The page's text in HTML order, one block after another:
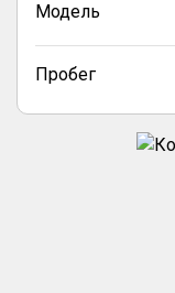
Модель
Пробег